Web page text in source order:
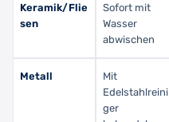
Keramik/Flie
sen
Sofort mit
Wasser
abwischen
Metall
Mit
Edelstahlreini
ger